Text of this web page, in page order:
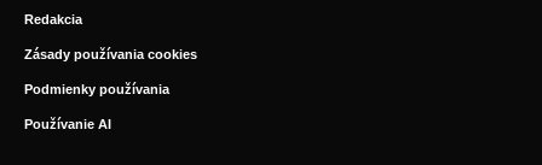
Redakcia
Zásady používania cookies
Podmienky používania
Používanie AI